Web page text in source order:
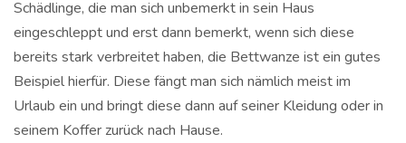
Schädlinge, die man sich unbemerkt in sein Haus
eingeschleppt und erst dann bemerkt, wenn sich diese
bereits stark verbreitet haben, die Bettwanze ist ein gutes
Beispiel hierfür. Diese fängt man sich nämlich meist im
Urlaub ein und bringt diese dann auf seiner Kleidung oder in
seinem Koffer zurück nach Hause.